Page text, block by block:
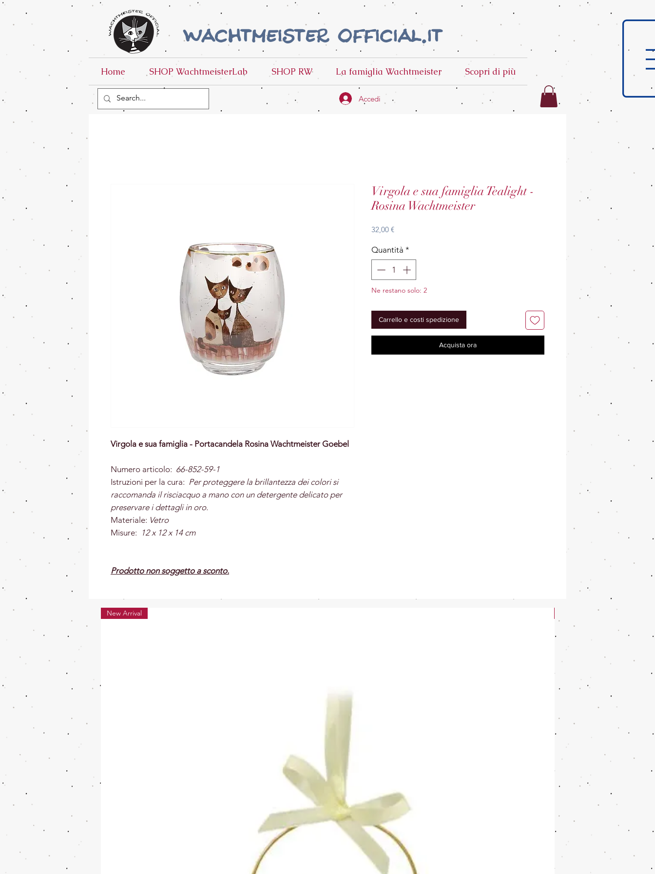
wachtmeister official.it
Home SHOP WachtmeisterLab SHOP RW La famiglia Wachtmeister Scopri di più
Accedi
Virgola e sua famiglia - Portacandela Rosina Wachtmeister Goebel
Numero articolo: 66-852-59-1
Istruzioni per la cura: Per proteggere la brillantezza dei colori si
raccomanda il risciacquo a mano con un detergente delicato per
preservare i dettagli in oro.
Materiale: Vetro
Misure:
12 x 12 x 14 cm
Prodotto non soggetto a sconto.
Virgola e sua famiglia Tealight -
Rosina Wachtmeister
32,00 €Prezzo
Quantità *
Ne restano solo: 2
Carrello e costi spedizione
Acquista ora
New Arrival